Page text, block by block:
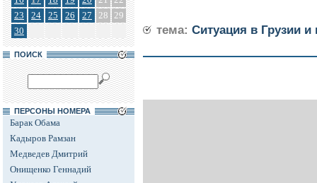
23
24 25 26 27 28 29
30
ПОИСК
ПЕРСОНЫ НОМЕРА
Барак Обама
Кадыров Рамзан
Медведев Дмитрий
Онищенко Геннадий
тема: Ситуация в Грузии